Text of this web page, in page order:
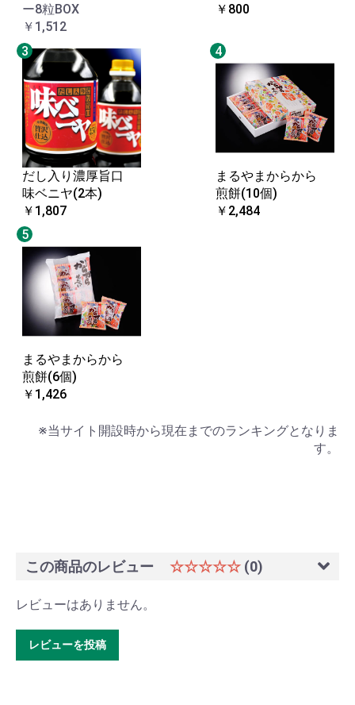
ー8粒BOX
￥1,512
￥800
3
だし入り濃厚旨口
味ベニヤ(2本)
￥1,807
4
まるやまからから
煎餅(10個)
￥2,484
5
まるやまからから
煎餅(6個)
￥1,426
※当サイト開設時から現在までのランキングとなりま
す。
この商品のレビュー ☆☆☆☆☆ (0)
レビューはありません。
レビューを投稿